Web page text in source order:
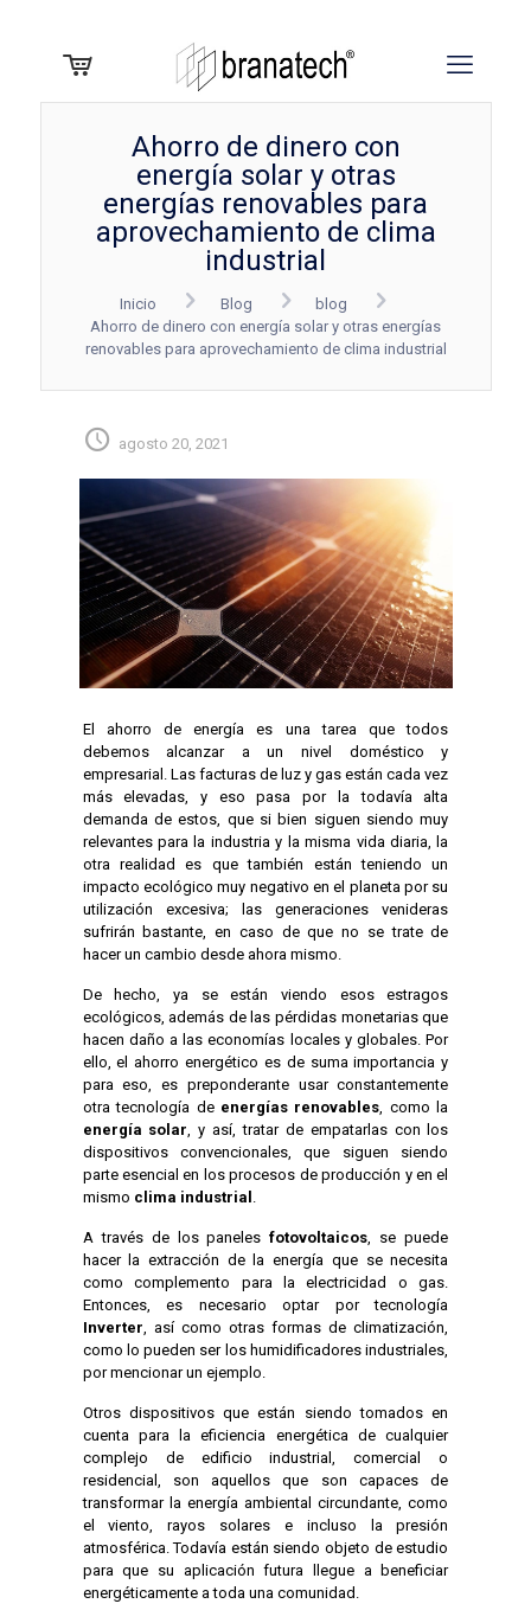
Ahorro de dinero con
energía solar y otras
energías renovables para
aprovechamiento de clima
industrial
Inicio Blog
blog
Ahorro de dinero con energía solar y otras energías
renovables para aprovechamiento de clima industrial
agosto 20, 2021
El ahorro de energía es una tarea que todos
debemos alcanzar a un nivel doméstico y
empresarial. Las facturas de luz y gas están cada vez
más elevadas, y eso pasa por la todavía alta
demanda de estos, que si bien siguen siendo muy
relevantes para la industria y la misma vida diaria, la
otra realidad es que también están teniendo un
impacto ecológico muy negativo en el planeta por su
utilización excesiva; las generaciones venideras
sufrirán bastante, en caso de que no se trate de
hacer un cambio desde ahora mismo.
De hecho, ya se están viendo esos estragos
ecológicos, además de las pérdidas monetarias que
hacen daño a las economías locales y globales. Por
ello, el ahorro energético es de suma importancia y
para eso, es preponderante usar constantemente
otra tecnología de energías renovables, como la
energía solar, y así, tratar de empatarlas con los
dispositivos convencionales, que siguen siendo
parte esencial en los procesos de producción y en el
mismo clima industrial .
A través de los panelesfotovoltaicos, se puede
hacer la extracción de la energía que se necesita
como complemento para la electricidad o gas.
Entonces, es necesario optar por tecnología
Inverter, así como otras formas de climatización,
como lo pueden ser los humidificadores industriales,
por mencionar un ejemplo.
Otros dispositivos que están siendo tomados en
cuenta para la eficiencia energética de cualquier
complejo de edificio industrial, comercial o
residencial, son aquellos que son capaces de
transformar la energía ambiental circundante, como
el viento, rayos solares e incluso la presión
atmosférica. Todavía están siendo objeto de estudio
para que su aplicación futura llegue a beneficiar
energéticamente a toda una comunidad.